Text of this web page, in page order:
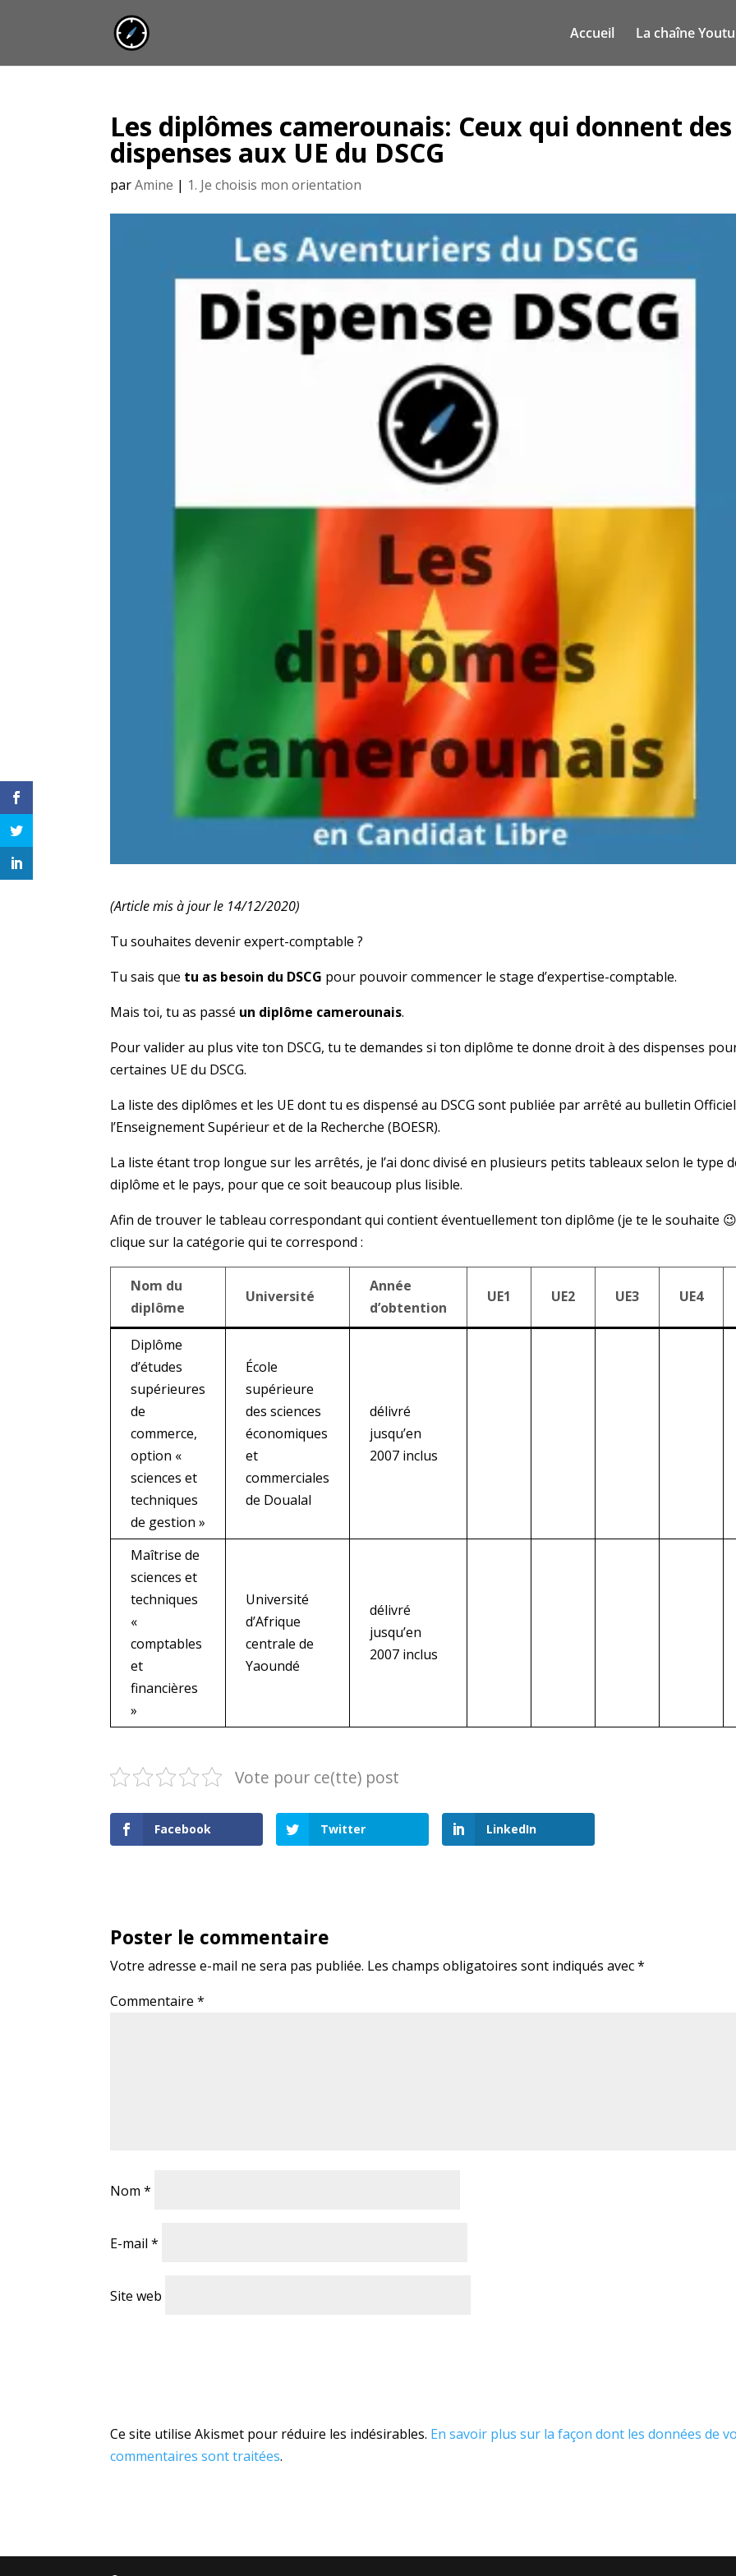
Accueil La chaîne
Les diplômes camerounais: Ceux qui donnent des
dispenses aux UE du DSCG
parAmine | 1. Je choisis mon orientation
(Article mis à jour le 14/12/2020)
Tu souhaites devenir expert-comptable ?
Tu sais que tu as besoin du DSCG pour pouvoir commencer le stage d’expertise-comptable.
Mais toi, tu as passé un diplôme camerounais.
Pour valider au plus vite ton DSCG, tu te demandes si ton diplôme te donne droit à des dispenses
certaines UE du DSCG.
La liste des diplômes et les UE dont tu es dispensé au DSCG sont publiée par arrêté au bulletin
l’Enseignement Supérieur et de la Recherche (BOESR).
La liste étant trop longue sur les arrêtés, je l’ai donc divisé en plusieurs petits tableaux selon le type
diplôme et le pays, pour que ce soit beaucoup plus lisible.
Afin de trouver le tableau correspondant qui contient éventuellement ton diplôme (je te le souhaite
clique sur la catégorie qui te correspond :
Nom du
diplôme
Université
Année
d’obtention
UE1 UE2 UE3 UE4
Diplôme
d’études
supérieures
de
commerce,
option «
sciences et
techniques
de gestion »
École
supérieure
des sciences
économiques
et
commerciales
de DoualaI
délivré
jusqu’en
2007 inclus
Maîtrise de
sciences et
techniques
«
comptables
et
financières
»
Université
d’Afrique
centrale de
Yaoundé
délivré
jusqu’en
2007 inclus
Vote pour ce(tte) post
Facebook Twitter LinkedIn
Poster le commentaire
Votre adresse e-mail ne sera pas publiée. Les champs obligatoires sont indiqués avec*
Commentaire*
Nom*
E-mail*
Site web
Ce site utilise Akismet pour réduire les indésirables. En savoir plus sur la façon dont les données de
commentaires sont traitées.